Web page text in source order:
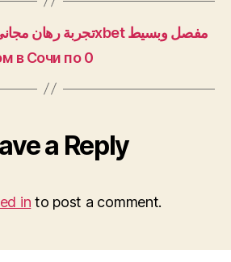
تجربة رهان مجاني مع برومو كود 1xbet مفصل وبسيط
в Сочи по 0
a Reply
in to post a comment.